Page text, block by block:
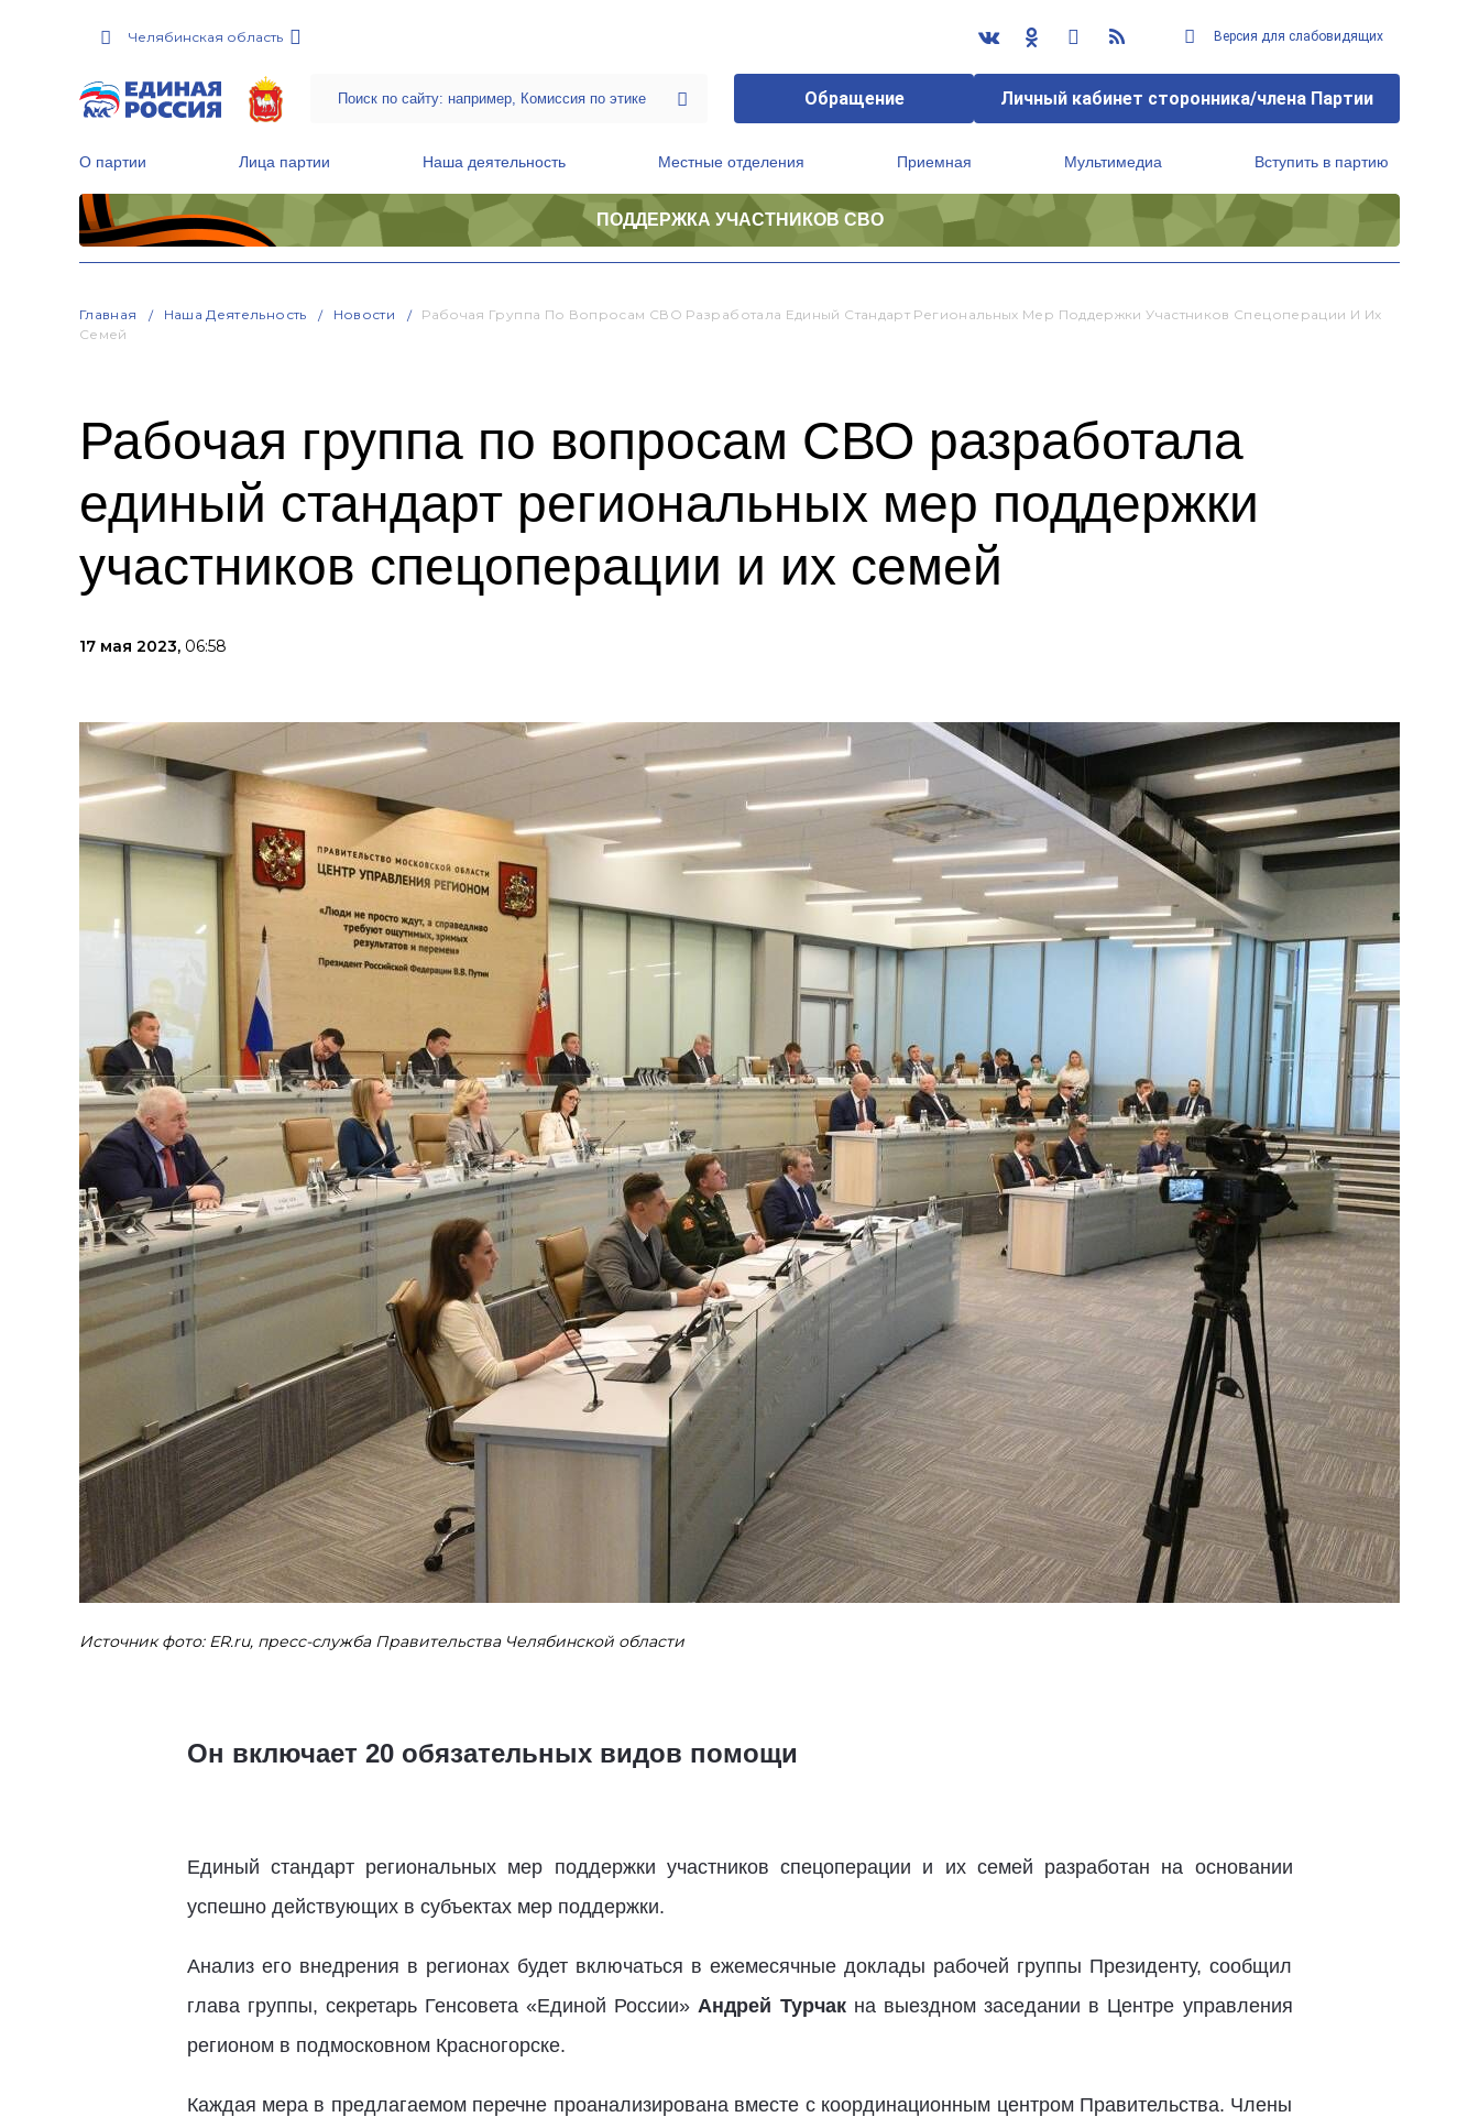
Челябинская область Версия для слабовидящих
Обращение Личный кабинет сторонника/члена Партии
О партии Лица партии Наша деятельность Местные отделения Приемная Мультимедиа Вступить в партию
ПОДДЕРЖКА УЧАСТНИКОВ СВО
Главная Наша Деятельность Новости
Рабочая Группа По Вопросам СВО Разработала Единый Стандарт Региональных Мер Поддержки Участников Спецоперации И Их
Семей
Рабочая группа по вопросам СВО разработала
единый стандарт региональных мер поддержки
участников спецоперации и их семей
17 мая 2023, 06:58
Источник фото: ER.ru, пресс-служба Правительства Челябинской области
Он включает 20 обязательных видов помощи
Единый стандарт региональных мер поддержки участников спецоперации и их семей разработан на основании
успешно действующих в субъектах мер поддержки.
Анализ его внедрения в регионах будет включаться в ежемесячные доклады рабочей группы Президенту, сообщил
глава группы, секретарь Генсовета «Единой России»Андрей Турчакна выездном заседании в Центре управления
регионом в подмосковном Красногорске.
Каждая мера в предлагаемом перечне проанализирована вместе с координационным центром Правительства. Члены